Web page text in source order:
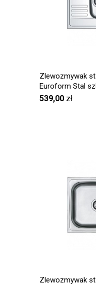
Zlewozmywak
Euroform Stal
539,00 zł
Zlewozmywak